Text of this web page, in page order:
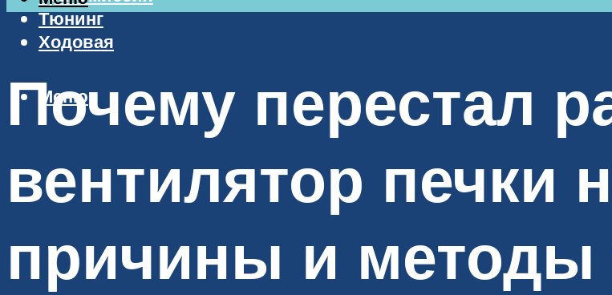
Тюнинг
Ходовая
Меню
Почему перестал
вентилятор печки
причины и методы